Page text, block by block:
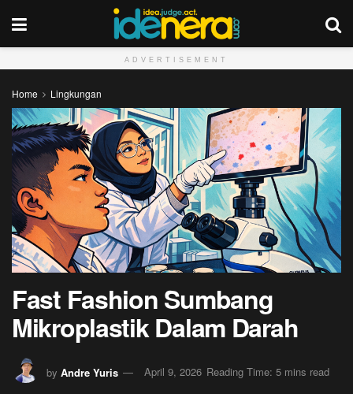
ADVERTISEMENT
Home Lingkungan
Fast Fashion Sumbang
Mikroplastik Dalam Darah
by Andre Yuris April 9, 2026 Reading Time: 5 mins read